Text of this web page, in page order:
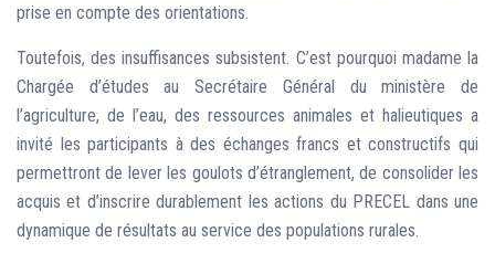
prise en compte des orientations.
Toutefois, des insuffisances subsistent. C’est pourquoi madame la
Chargée d’études au Secrétaire Général du ministère de
l’agriculture, de l’eau, des ressources animales et halieutiques a
invité les participants à des échanges francs et constructifs qui
permettront de lever les goulots d’étranglement, de consolider les
acquis et d’inscrire durablement les actions du PRECEL dans une
dynamique de résultats au service des populations rurales.